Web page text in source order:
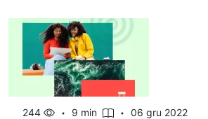
244 9 min 06 gru 2022